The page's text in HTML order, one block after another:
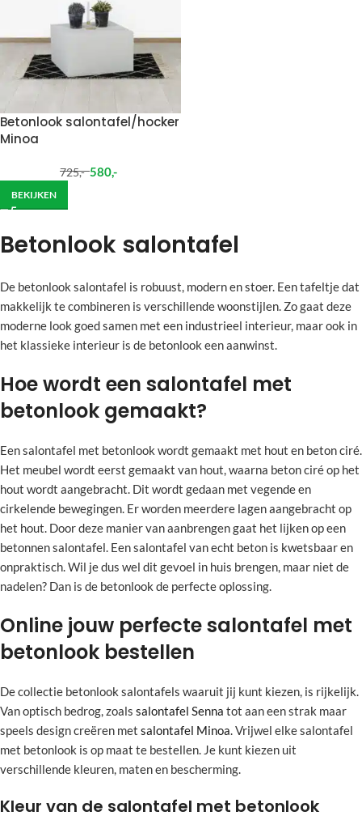
Betonlook salontafel/hocker
Minoa
725,- 580,-
BEKIJKEN
Betonlook salontafel
De betonlook salontafel is robuust, modern en stoer. Een tafeltje dat
makkelijk te combineren is verschillende woonstijlen. Zo gaat deze
moderne look goed samen met een industrieel interieur, maar ook in
het klassieke interieur is de betonlook een aanwinst.
Hoe wordt een salontafel met
betonlook gemaakt?
Een salontafel met betonlook wordt gemaakt met hout en beton ciré.
Het meubel wordt eerst gemaakt van hout, waarna beton ciré op het
hout wordt aangebracht. Dit wordt gedaan met vegende en
cirkelende bewegingen. Er worden meerdere lagen aangebracht op
het hout. Door deze manier van aanbrengen gaat het lijken op een
betonnen salontafel. Een salontafel van echt beton is kwetsbaar en
onpraktisch. Wil je dus wel dit gevoel in huis brengen, maar niet de
nadelen? Dan is de betonlook de perfecte oplossing.
Online jouw perfecte salontafel met
betonlook bestellen
De collectie betonlook salontafels waaruit jij kunt kiezen, is rijkelijk.
Van optisch bedrog, zoals salontafel Senna tot aan een strak maar
speels design creëren met salontafel Minoa. Vrijwel elke salontafel
met betonlook is op maat te bestellen. Je kunt kiezen uit
verschillende kleuren, maten en bescherming.
Kleur van de salontafel met betonlook